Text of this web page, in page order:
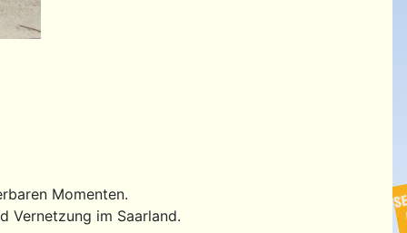
Momenten.
Vernetzung im Saarland.